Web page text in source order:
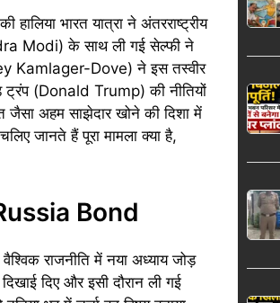
भारत यात्रा ने अंतरराष्ट्रीय
Modi) के साथ ली गई सेल्फी ने
Kamlager-Dove) ने इस तस्वीर
ट्रंप (Donald Trump) की नीतियों
जैसा अहम साझेदार खोने की दिशा में
जानते हैं पूरा मामला क्या है,
Bond
राजनीति में नया अध्याय जोड़
दिए और इसी दौरान ली गई